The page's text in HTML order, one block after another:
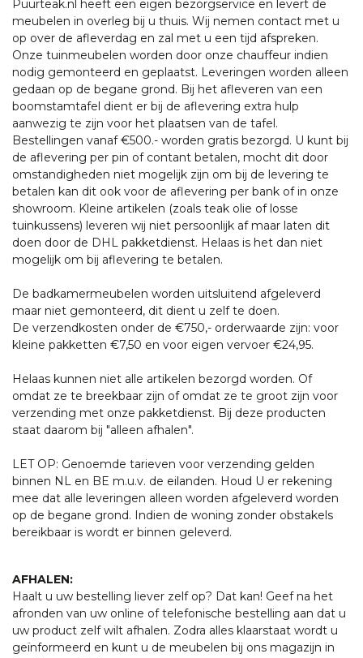
Puurteak.nl heeft een eigen bezorgservice en levert de
meubelen in overleg bij u thuis. Wij nemen contact met u
op over de afleverdag en zal met u een tijd afspreken.
Onze tuinmeubelen worden door onze chauffeur indien
nodig gemonteerd en geplaatst. Leveringen worden alleen
gedaan op de begane grond. Bij het afleveren van een
boomstamtafel dient er bij de aflevering extra hulp
aanwezig te zijn voor het plaatsen van de tafel.
Bestellingen vanaf €500.- worden gratis bezorgd. U kunt bij
de aflevering per pin of contant betalen, mocht dit door
omstandigheden niet mogelijk zijn om bij de levering te
betalen kan dit ook voor de aflevering per bank of in onze
showroom. Kleine artikelen (zoals teak olie of losse
tuinkussens) leveren wij niet persoonlijk af maar laten dit
doen door de DHL pakketdienst. Helaas is het dan niet
mogelijk om bij aflevering te betalen.
De badkamermeubelen worden uitsluitend afgeleverd
maar niet gemonteerd, dit dient u zelf te doen.
De verzendkosten onder de €750,- orderwaarde zijn: voor
kleine pakketten €7,50 en voor eigen vervoer €24,95.
Helaas kunnen niet alle artikelen bezorgd worden. Of
omdat ze te breekbaar zijn of omdat ze te groot zijn voor
verzending met onze pakketdienst. Bij deze producten
staat daarom bij "alleen afhalen".
LET OP: Genoemde tarieven voor verzending gelden
binnen NL en BE m.u.v. de eilanden. Houd U er rekening
mee dat alle leveringen alleen worden afgeleverd worden
op de begane grond. Indien de woning zonder obstakels
bereikbaar is wordt er binnen geleverd.
AFHALEN:
Haalt u uw bestelling liever zelf op? Dat kan! Geef na het
afronden van uw online of telefonische bestelling aan dat u
uw product zelf wilt afhalen. Zodra alles klaarstaat wordt u
geïnformeerd en kunt u de meubelen bij ons magazijn in